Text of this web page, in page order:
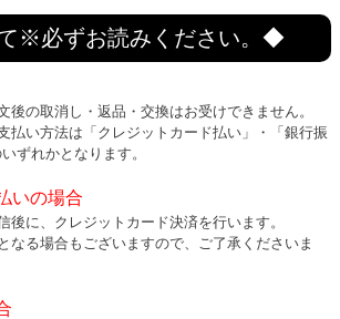
※必ずお読みください。◆
後の取消し・返品・交換はお受けできません。
払い方法は「クレジットカード払い」・「銀行振
ずれかとなります。
いの場合
後に、クレジットカード決済を行います。
なる場合もございますので、ご了承くださいま